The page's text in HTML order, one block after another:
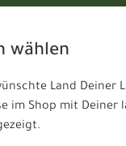
wählen
Land Deiner
im Shop mit Deiner